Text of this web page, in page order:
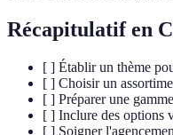
Récapitulatif en
[ ] Établir un thème
[ ] Choisir un
[ ] Préparer une
[ ] Inclure des options
[ ] Soigner